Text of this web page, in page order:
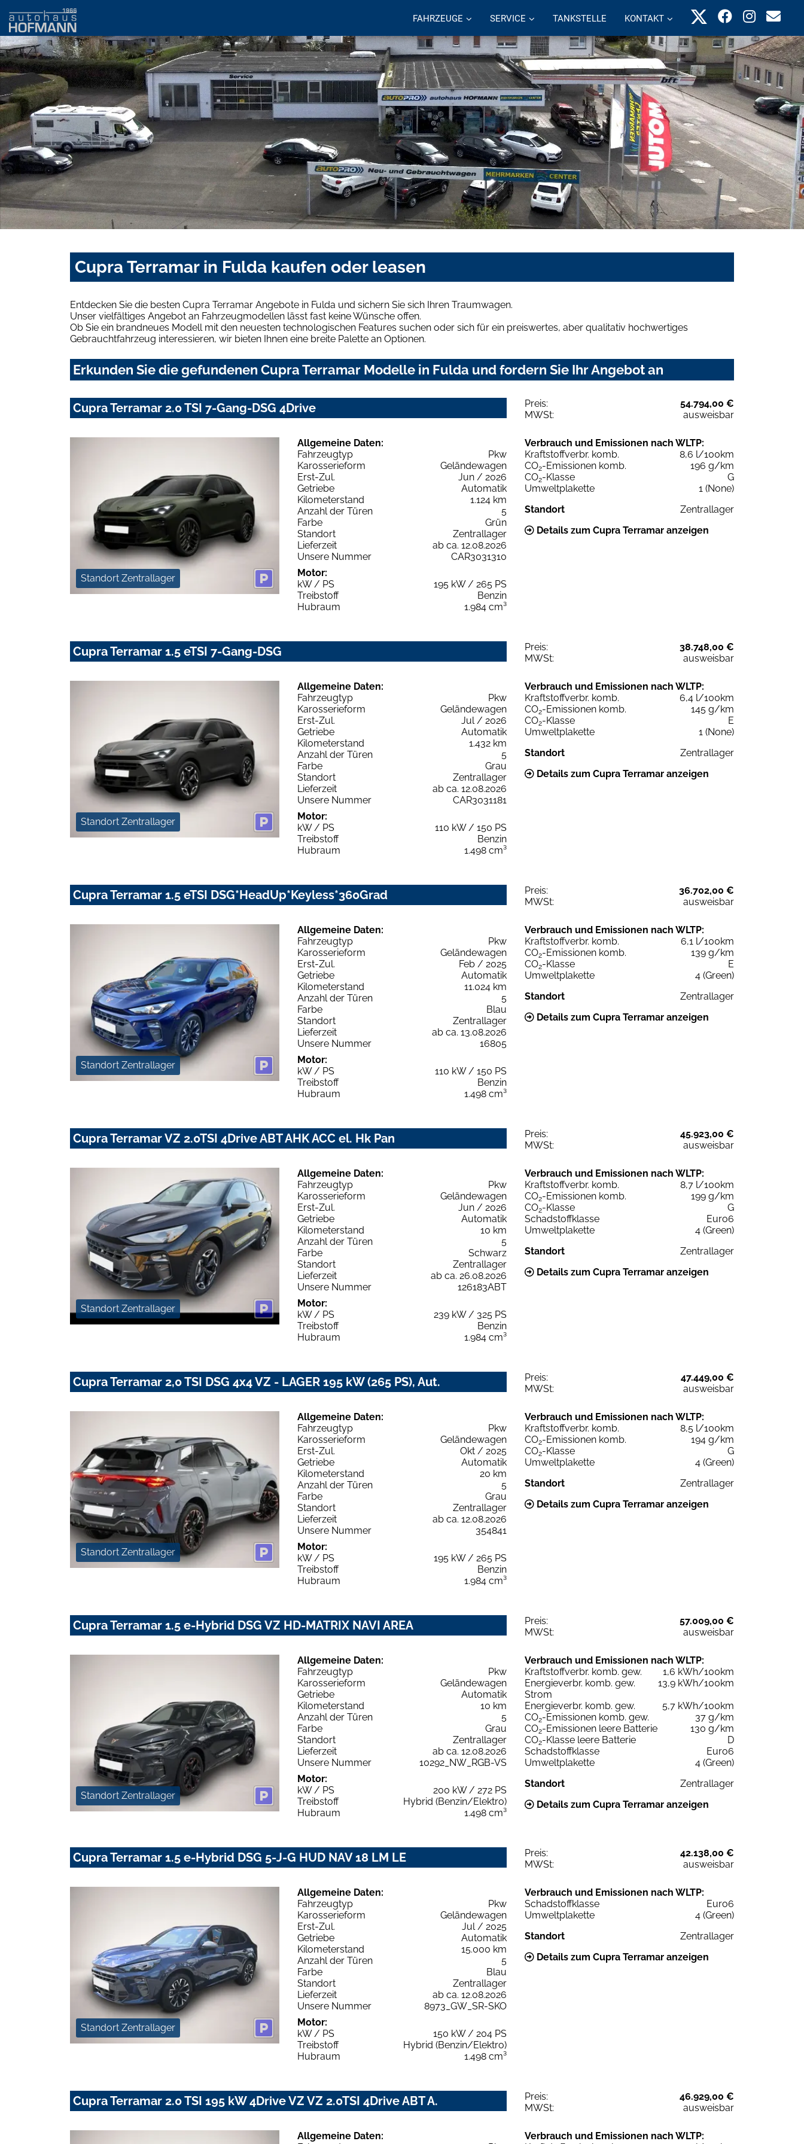
FAHRZEUGE SERVICE TANKSTELLE KONTAKT
Cupra Terramar in Fulda kaufen oder leasen
Entdecken Sie die besten Cupra Terramar Angebote in Fulda und sichern Sie sich Ihren Traumwagen.
Unser vielfältiges Angebot an Fahrzeugmodellen lässt fast keine Wünsche offen.
Ob Sie ein brandneues Modell mit den neuesten technologischen Features suchen oder sich für ein preiswertes, aber qualitativ hochwertiges
Gebrauchtfahrzeug interessieren, wir bieten Ihnen eine breite Palette an Optionen.
Erkunden Sie die gefundenen Cupra Terramar Modelle in Fulda und fordern Sie Ihr Angebot an
Cupra Terramar 2.0 TSI 7-Gang-DSG 4Drive Preis:
54.794,00 €
MWSt:
ausweisbar
Standort Zentrallager
Allgemeine Daten:
Fahrzeugtyp
Pkw
Karosserieform
Geländewagen
Erst-Zul.
Jun / 2026
Getriebe
Automatik
Kilometerstand
1.124 km
Anzahl der Türen
5
Farbe
Grün
Standort
Zentrallager
Lieferzeit
ab ca. 12.08.2026
Unsere Nummer
CAR3031310
Motor:
kW / PS
195 kW / 265 PS
Treibstoff
Benzin
Hubraum
1.984 cm³
Verbrauch und Emissionen nach WLTP:
Kraftstoffverbr. komb.
8,6 l/100km
CO2-Emissionen komb.
196 g/km
CO2-Klasse
G
Umweltplakette
1 (None)
Standort
Zentrallager
Details zum Cupra Terramar anzeigen
Cupra Terramar 1.5 eTSI 7-Gang-DSG Preis:
38.748,00 €
MWSt:
ausweisbar
Standort Zentrallager
Allgemeine Daten:
Fahrzeugtyp
Pkw
Karosserieform
Geländewagen
Erst-Zul.
Jul / 2026
Getriebe
Automatik
Kilometerstand
1.432 km
Anzahl der Türen
5
Farbe
Grau
Standort
Zentrallager
Lieferzeit
ab ca. 12.08.2026
Unsere Nummer
CAR3031181
Motor:
kW / PS
110 kW / 150 PS
Treibstoff
Benzin
Hubraum
1.498 cm³
Verbrauch und Emissionen nach WLTP:
Kraftstoffverbr. komb.
6,4 l/100km
CO2-Emissionen komb.
145 g/km
CO2-Klasse
E
Umweltplakette
1 (None)
Standort
Zentrallager
Details zum Cupra Terramar anzeigen
Cupra Terramar 1.5 eTSI DSG*HeadUp*Keyless*360Grad Preis:
36.702,00 €
MWSt:
ausweisbar
Standort Zentrallager
Allgemeine Daten:
Fahrzeugtyp
Pkw
Karosserieform
Geländewagen
Erst-Zul.
Feb / 2025
Getriebe
Automatik
Kilometerstand
11.024 km
Anzahl der Türen
5
Farbe
Blau
Standort
Zentrallager
Lieferzeit
ab ca. 13.08.2026
Unsere Nummer
16805
Motor:
kW / PS
110 kW / 150 PS
Treibstoff
Benzin
Hubraum
1.498 cm³
Verbrauch und Emissionen nach WLTP:
Kraftstoffverbr. komb.
6,1 l/100km
CO2-Emissionen komb.
139 g/km
CO2-Klasse
E
Umweltplakette
4 (Green)
Standort
Zentrallager
Details zum Cupra Terramar anzeigen
Cupra Terramar VZ 2.0TSI 4Drive ABT AHK ACC el. Hk Pan Preis:
45.923,00 €
MWSt:
ausweisbar
Standort Zentrallager
Allgemeine Daten:
Fahrzeugtyp
Pkw
Karosserieform
Geländewagen
Erst-Zul.
Jun / 2026
Getriebe
Automatik
Kilometerstand
10 km
Anzahl der Türen
5
Farbe
Schwarz
Standort
Zentrallager
Lieferzeit
ab ca. 26.08.2026
Unsere Nummer
126183ABT
Motor:
kW / PS
239 kW / 325 PS
Treibstoff
Benzin
Hubraum
1.984 cm³
Verbrauch und Emissionen nach WLTP:
Kraftstoffverbr. komb.
8,7 l/100km
CO2-Emissionen komb.
199 g/km
CO2-Klasse
G
Schadstoffklasse
Euro6
Umweltplakette
4 (Green)
Standort
Zentrallager
Details zum Cupra Terramar anzeigen
Cupra Terramar 2,0 TSI DSG 4x4 VZ - LAGER 195 kW (265 PS), Aut. Preis:
47.449,00 €
MWSt:
ausweisbar
Standort Zentrallager
Allgemeine Daten:
Fahrzeugtyp
Pkw
Karosserieform
Geländewagen
Erst-Zul.
Okt / 2025
Getriebe
Automatik
Kilometerstand
20 km
Anzahl der Türen
5
Farbe
Grau
Standort
Zentrallager
Lieferzeit
ab ca. 12.08.2026
Unsere Nummer
354841
Motor:
kW / PS
195 kW / 265 PS
Treibstoff
Benzin
Hubraum
1.984 cm³
Verbrauch und Emissionen nach WLTP:
Kraftstoffverbr. komb.
8,5 l/100km
CO2-Emissionen komb.
194 g/km
CO2-Klasse
G
Umweltplakette
4 (Green)
Standort
Zentrallager
Details zum Cupra Terramar anzeigen
Cupra Terramar 1.5 e-Hybrid DSG VZ HD-MATRIX NAVI AREA Preis:
57.009,00 €
MWSt:
ausweisbar
Standort Zentrallager
Allgemeine Daten:
Fahrzeugtyp
Pkw
Karosserieform
Geländewagen
Getriebe
Automatik
Kilometerstand
10 km
Anzahl der Türen
5
Farbe
Grau
Standort
Zentrallager
Lieferzeit
ab ca. 12.08.2026
Unsere Nummer
10292_NW_RGB-VS
Motor:
kW / PS
200 kW / 272 PS
Treibstoff
Hybrid (Benzin/Elektro)
Hubraum
1.498 cm³
Verbrauch und Emissionen nach WLTP:
Kraftstoffverbr. komb. gew.
1,6 kWh/100km
Energieverbr. komb. gew.
Strom
13,9 kWh/100km
Energieverbr. komb. gew.
5,7 kWh/100km
CO2-Emissionen komb. gew.
37 g/km
CO2-Emissionen leere Batterie
130 g/km
CO2-Klasse leere Batterie
D
Schadstoffklasse
Euro6
Umweltplakette
4 (Green)
Standort
Zentrallager
Details zum Cupra Terramar anzeigen
Cupra Terramar 1.5 e-Hybrid DSG 5-J-G HUD NAV 18 LM LE Preis:
42.138,00 €
MWSt:
ausweisbar
Standort Zentrallager
Allgemeine Daten:
Fahrzeugtyp
Pkw
Karosserieform
Geländewagen
Erst-Zul.
Jul / 2025
Getriebe
Automatik
Kilometerstand
15.000 km
Anzahl der Türen
5
Farbe
Blau
Standort
Zentrallager
Lieferzeit
ab ca. 12.08.2026
Unsere Nummer
8973_GW_SR-SKO
Motor:
kW / PS
150 kW / 204 PS
Treibstoff
Hybrid (Benzin/Elektro)
Hubraum
1.498 cm³
Verbrauch und Emissionen nach WLTP:
Schadstoffklasse
Euro6
Umweltplakette
4 (Green)
Standort
Zentrallager
Details zum Cupra Terramar anzeigen
Cupra Terramar 2.0 TSI 195 kW 4Drive VZ VZ 2.0TSI 4Drive ABT A. Preis:
46.929,00 €
MWSt:
ausweisbar
Allgemeine Daten:
Verbrauch und Emissionen nach WLTP: